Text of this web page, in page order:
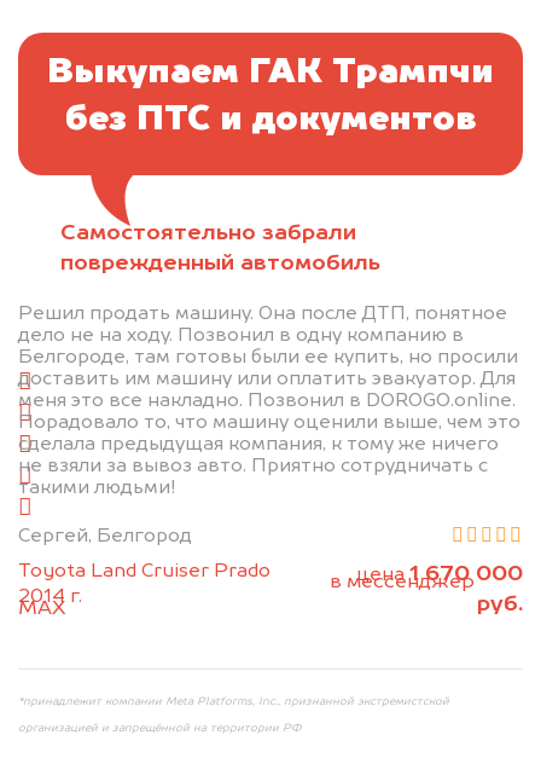
Самостоятельно забрали
поврежденный автомобиль
Решил продать машину. Она после ДТП, понятное
дело не на ходу. Позвонил в одну компанию в
Белгороде, там готовы были ее купить, но просили
доставить им машину или оплатить эвакуатор. Для
меня это все накладно. Позвонил в DOROGO.online.
Порадовало то, что машину оценили выше, чем это
сделала предыдущая компания, к тому же ничего
не взяли за вывоз авто. Приятно сотрудничать с
такими людьми!
Сергей, Белгород
Toyota Land Cruiser Prado
2014 г.
цена1 670 000
руб.
Выкупаем ГАК Трампчи
без ПТС и документов
Отправьте фотографии автомобиля — через
1. Сфотографируйте машину:
спереди
сзади
слева
+79584983298 по WhatsApp*, в мессенджер
MAX
*принадлежит компании Meta Platforms, Inc., признанной экстремистской
организацией и запрещённой на территории РФ